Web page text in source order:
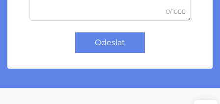
0/1000
Odeslat